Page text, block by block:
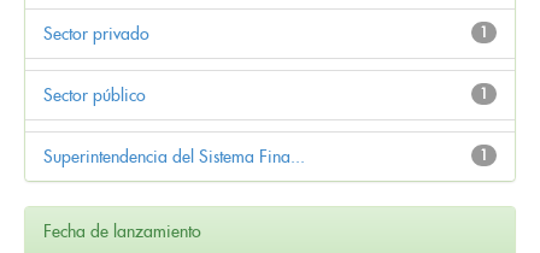
1
Sector privado
1
Sector público
1
Superintendencia del Sistema Fina...
Fecha de lanzamiento